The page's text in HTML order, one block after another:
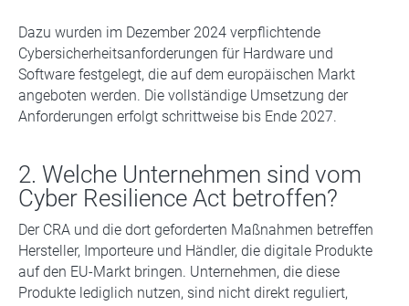
Dazu wurden im Dezember 2024 verpflichtende
Cybersicherheitsanforderungen für Hardware und
Software festgelegt, die auf dem europäischen Markt
angeboten werden. Die vollständige Umsetzung der
Anforderungen erfolgt schrittweise bis Ende 2027.
2. Welche Unternehmen sind vom
Cyber Resilience Act betroffen?
Der CRA und die dort geforderten Maßnahmen betreffen
Hersteller, Importeure und Händler, die digitale Produkte
auf den EU-Markt bringen. Unternehmen, die diese
Produkte lediglich nutzen, sind nicht direkt reguliert,